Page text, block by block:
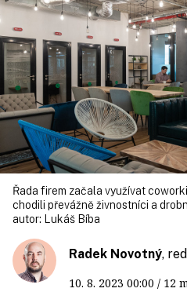
Řada firem začala využívat
chodili převážně živnostníci a
autor:
Lukáš Bíba
Radek Novotný,
10. 8. 2023 00:00 / 12